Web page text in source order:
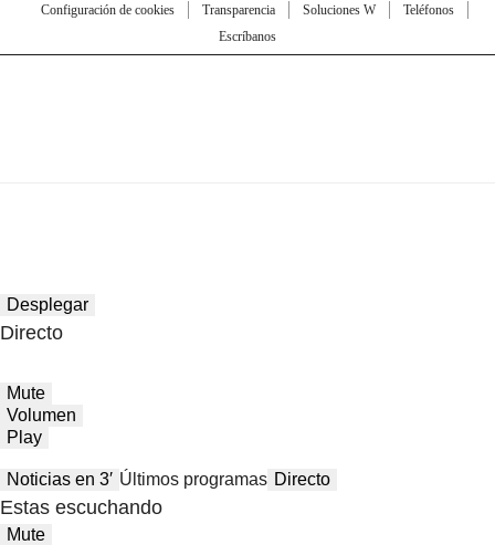
Configuración de cookies
Transparencia Soluciones W
Teléfonos
Escríbanos
Desplegar
Directo
Mute
Volumen
Play
Noticias en 3′ Últimos programas Directo
Estas escuchando
Mute